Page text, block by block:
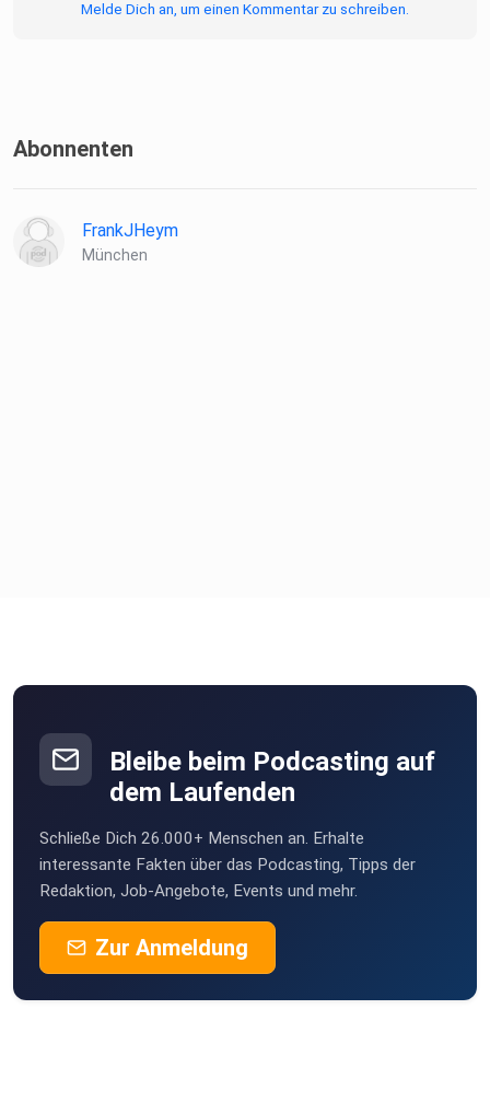
Melde Dich an, um einen Kommentar zu schreiben.
Abonnenten
FrankJHeym
München
Bleibe beim Podcasting auf
dem Laufenden
Schließe Dich 26.000+ Menschen an. Erhalte
interessante Fakten über das Podcasting, Tipps der
Redaktion, Job-Angebote, Events und mehr.
Zur Anmeldung